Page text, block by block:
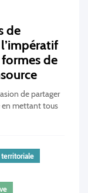
de
de
de partager
en mettant tous